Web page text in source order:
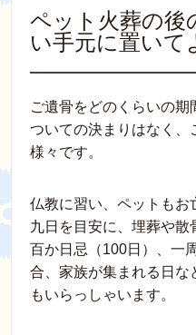
ペット火葬の後
い手元に置いて
ご遺骨をどのくらいの期
ついての決まりはなく、
様々です。
仏教に習い、ペットもお
九日を目安に、埋葬や散
百か日忌（100日）、一
合、家族が集まれる日な
もいらっしゃいます。